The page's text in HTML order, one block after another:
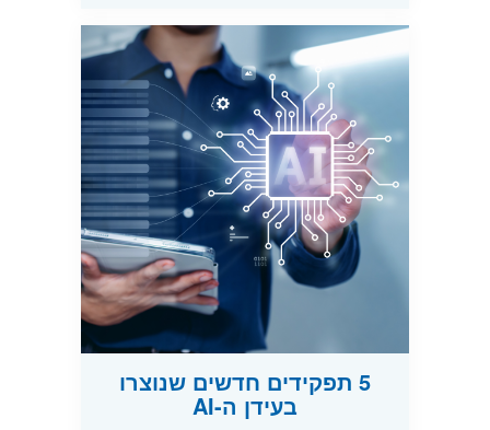
5 תפקידים חדשים שנוצרו
בעידן ה-AI